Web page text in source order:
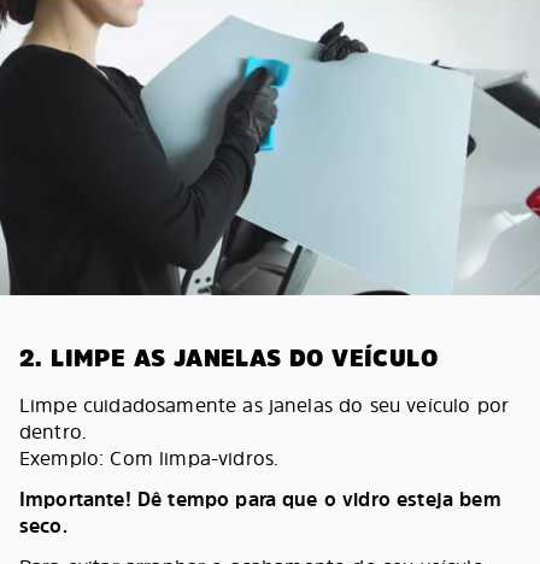
2. LIMPE AS JANELAS DO VEÍCULO
Limpe cuidadosamente as janelas do seu veículo por
dentro.
Exemplo: Com limpa-vidros.
Importante! Dê tempo para que o vidro esteja bem
seco.